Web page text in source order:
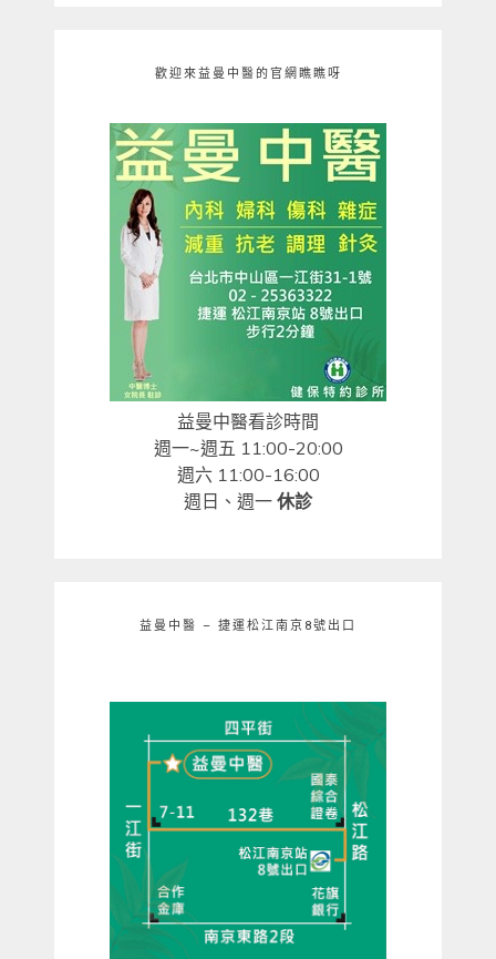
歡迎來益曼中醫的官網瞧瞧呀
益曼中醫看診時間
週一~週五 11:00-20:00
週六 11:00-16:00
週日、週一 休診
益曼中醫 – 捷運松江南京8號出口